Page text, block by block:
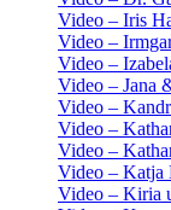
Video – Iris
Video –
Video –
Video – Jana
Video –
Video –
Video –
Video – Katja
Video – Kiria